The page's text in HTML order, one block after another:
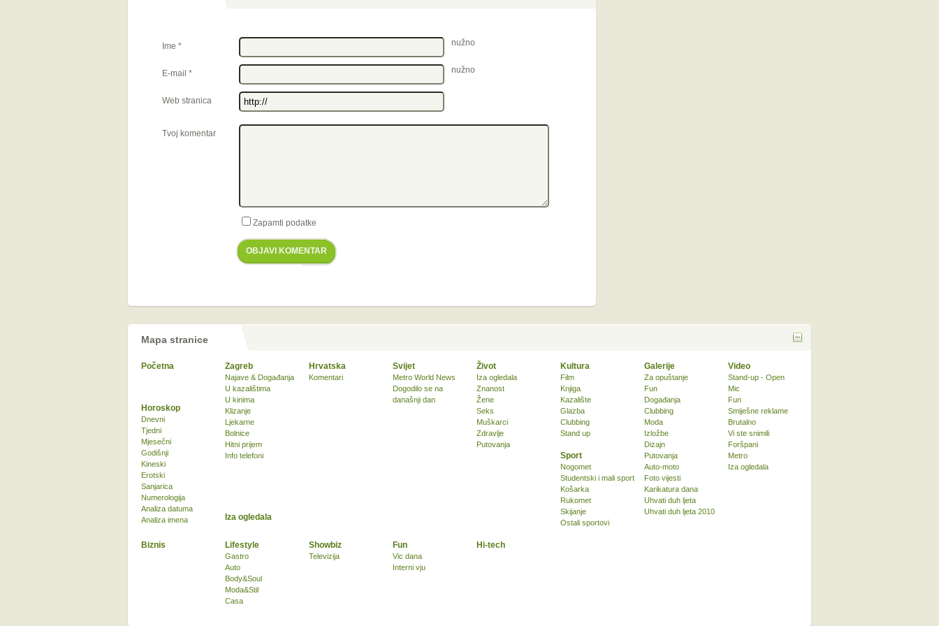
Ime * nužno
E-mail * nužno
Web stranica
Tvoj komentar
Zapamti podatke
OBJAVI KOMENTAR
Mapa stranice
Početna Zagreb
Najave & Događanja
U kazalištima
U kinima
Klizanje
Ljekarne
Bolnice
Hitni prijem
Info telefoni
Hrvatska
Komentari
Svijet
Metro World News
Dogodilo se na
današnji dan
Život
Iza ogledala
Znanost
Žene
Seks
Muškarci
Zdravlje
Putovanja
Kultura
Film
Knjiga
Kazalište
Glazba
Clubbing
Stand up
Sport
Nogomet
Studentski i mali sport
Košarka
Rukomet
Skijanje
Ostali sportovi
Biznis Lifestyle
Gastro
Auto
Body&Soul
Moda&Stil
Casa
Showbiz
Televizija
Fun
Vic dana
Interni vju
Horoskop
Dnevni
Tjedni
Mjesečni
Godišnji
Kineski
Erotski
Sanjarica
Numerologija
Analiza datuma
Analiza imena
Iza ogledala
Hi-tech
Galerije
Za opuštanje
Fun
Događanja
Clubbing
Moda
Izložbe
Dizajn
Putovanja
Auto-moto
Foto vijesti
Karikatura dana
Uhvati duh ljeta
Uhvati duh ljeta 2010
Video
Stand-up - Open
Mic
Fun
Smiješne reklame
Brutalno
Vi ste snimili
Foršpani
Metro
Iza ogledala